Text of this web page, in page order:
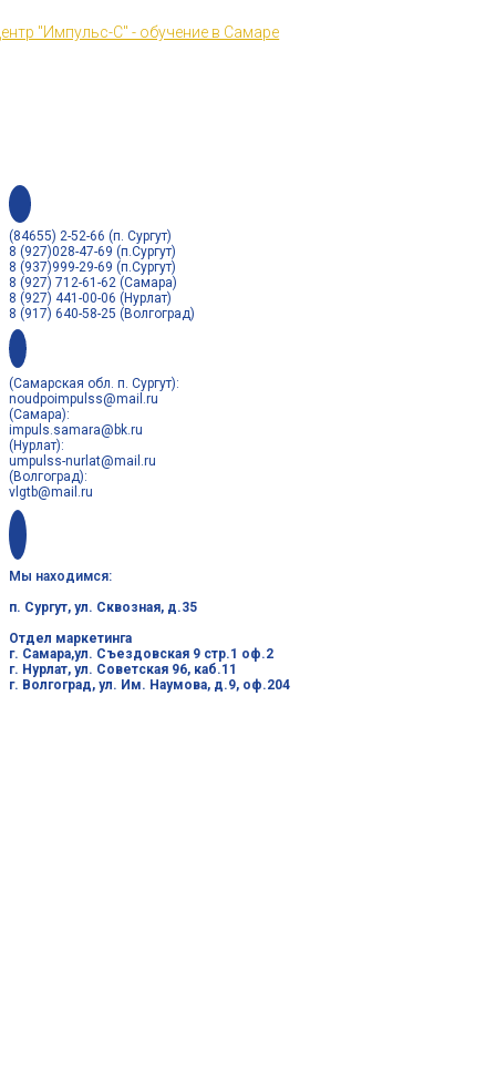
к
(84655) 2-52-66 (п. Сургут)
8 (927)028-47-69 (п.Сургут)
8 (937)999-29-69 (п.Сургут)
8 (927) 712-61-62 (Самара)
8 (927) 441-00-06 (Нурлат)
8 (917) 640-58-25 (Волгоград)
(Самарская обл. п. Сургут):
noudpoimpulss@mail.ru
(Самара):
impuls.samara@bk.ru
(Нурлат):
umpulss-nurlat@mail.ru
(Волгоград):
vlgtb@mail.ru
Мы находимся:
п. Сургут, ул. Сквозная, д.35
Отдел маркетинга
г. Самара,ул. Съездовская 9 стр.1 оф.2
г. Нурлат, ул. Советская 96, каб.11
г. Волгоград, ул. Им. Наумова, д.9, оф.204